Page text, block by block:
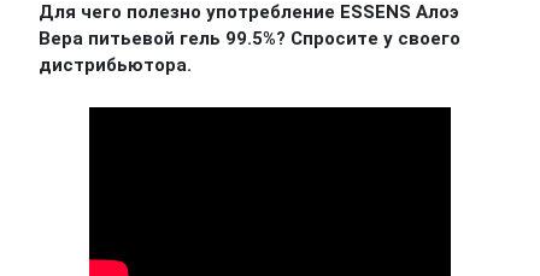
Для чего полезно употребление ESSENS Алоэ
Вера питьевой гель 99.5%? Спросите у своего
дистрибьютора.